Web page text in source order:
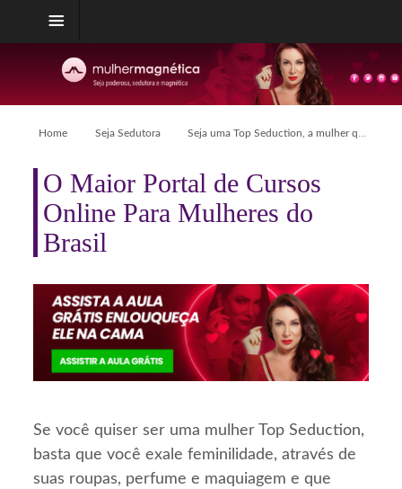
Home Seja Sedutora Seja uma Top Seduction, a mulher que todos os homens desejam
O Maior Portal de Cursos
Online Para Mulheres do
Brasil
Se você quiser ser uma mulher Top Seduction,
basta que você exale feminilidade, através de
suas roupas, perfume e maquiagem e que